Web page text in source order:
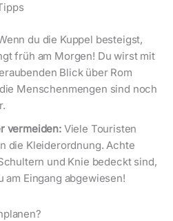
du die Kuppel besteigst,
früh am Morgen! Du wirst mit
Blick über Rom
Menschenmengen sind noch
vermeiden:Viele Touristen
die Kleiderordnung. Achte
und Knie bedeckt sind,
am Eingang abgewiesen!